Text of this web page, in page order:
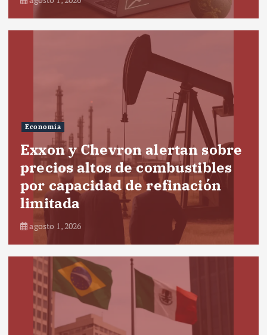
Economía
Exxon y Chevron alertan sobre
precios altos de combustibles
por capacidad de refinación
limitada
agosto 1, 2026